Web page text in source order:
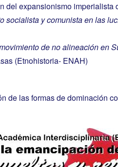
del expansionismo imperialista
socialista y comunista en las
de no alineación en
(Etnohistoria- ENAH)
de las formas de dominación